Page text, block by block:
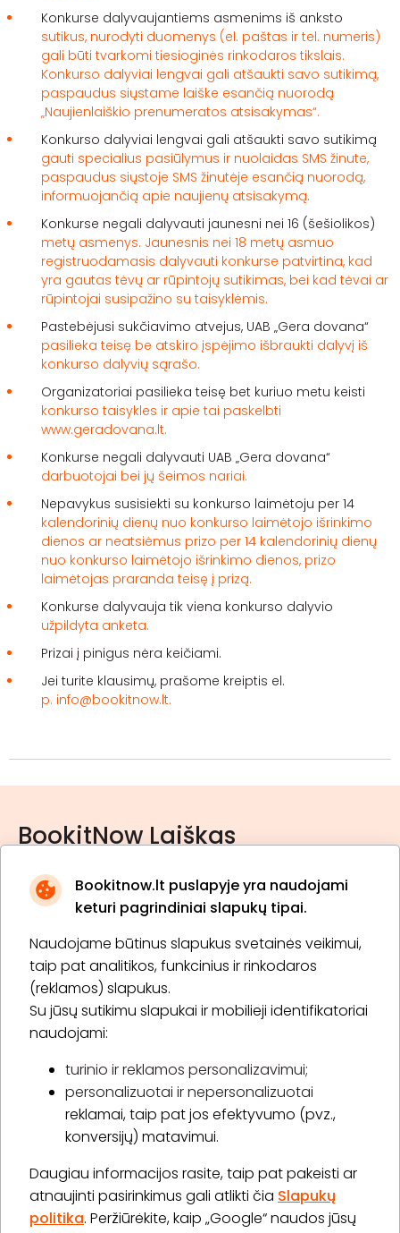
Bookitnow.lt puslapyje yra naudojami
keturi pagrindiniai slapukų tipai.
Naudojame būtinus slapukus svetainės veikimui,
taip pat analitikos, funkcinius ir rinkodaros
(reklamos) slapukus.
Su jūsų sutikimu slapukai ir mobilieji identifikatoriai
naudojami:
turinio ir reklamos personalizavimui;
personalizuotai ir nepersonalizuotai
reklamai, taip pat jos efektyvumo (pvz.,
konversijų) matavimui.
Daugiau informacijos rasite, taip pat pakeisti ar
atnaujinti pasirinkimus gali atlikti čia Slapukų
politika. Peržiūrėkite, kaip „Google“ naudos jūsų
Konkurse dalyvaujantiems asmenims iš anksto
sutikus, nurodyti duomenys (el. paštas ir tel. numeris)
gali būti tvarkomi tiesioginės rinkodaros tikslais.
Konkurso dalyviai lengvai gali atšaukti savo sutikimą,
paspaudus siųstame laiške esančią nuorodą
„Naujienlaiškio prenumeratos atsisakymas“.
Konkurso dalyviai lengvai gali atšaukti savo sutikimą
gauti specialius pasiūlymus ir nuolaidas SMS žinute,
paspaudus siųstoje SMS žinutėje esančią nuorodą,
informuojančią apie naujienų atsisakymą.
Konkurse negali dalyvauti jaunesni nei 16 (šešiolikos)
metų asmenys. Jaunesnis nei 18 metų asmuo
registruodamasis dalyvauti konkurse patvirtina, kad
yra gautas tėvų ar rūpintojų sutikimas, bei kad tėvai ar
rūpintojai susipažino su taisyklėmis.
Pastebėjusi sukčiavimo atvejus, UAB „Gera dovana“
pasilieka teisę be atskiro įspėjimo išbraukti dalyvį iš
konkurso dalyvių sąrašo.
Organizatoriai pasilieka teisę bet kuriuo metu keisti
konkurso taisykles ir apie tai paskelbti
www.geradovana.lt.
Konkurse negali dalyvauti UAB „Gera dovana“
darbuotojai bei jų šeimos nariai.
Nepavykus susisiekti su konkurso laimėtoju per 14
kalendorinių dienų nuo konkurso laimėtojo išrinkimo
dienos ar neatsiėmus prizo per 14 kalendorinių dienų
nuo konkurso laimėtojo išrinkimo dienos, prizo
laimėtojas praranda teisę į prizą.
Konkurse dalyvauja tik viena konkurso dalyvio
užpildyta anketa.
Prizai į pinigus nėra keičiami.
Jei turite klausimų, prašome kreiptis el.
p. info@bookitnow.lt.
BookitNow Laiškas
* Susipažinau su privatumo politika
Prenumeruoti
Apie „BookitNow“
Informacija
„GERA DOVANA“ GRUPĖ